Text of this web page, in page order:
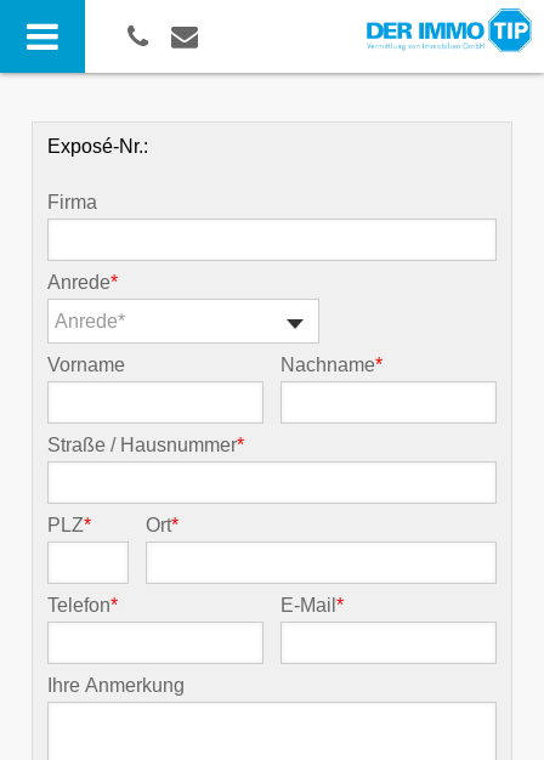
Exposé-Nr.:
Firma
Anrede*
Anrede*
Vorname Nachname*
Straße / Hausnummer*
PLZ* Ort*
Telefon* E-Mail*
Ihre Anmerkung